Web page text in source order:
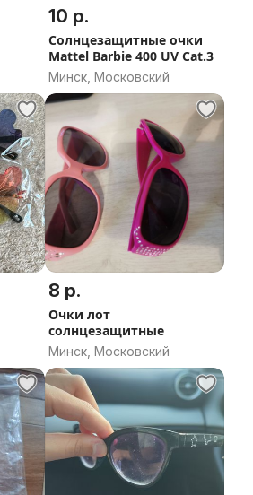
10 р.
Солнцезащитные очки
Mattel Barbie 400 UV Cat.3
Минск, Московский
8 р.
Очки лот
солнцезащитные
Минск, Московский